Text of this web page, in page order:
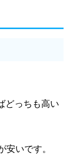
どっちも高い
いです。